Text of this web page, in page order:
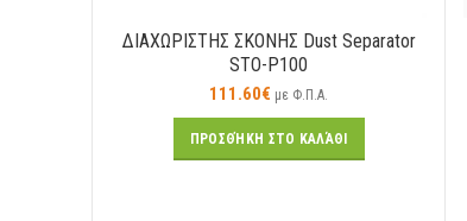
ΔΙΑΧΩΡΙΣΤΗΣ ΣΚΟΝΗΣ Dust Separator
STO-P100
111.60€ με Φ.Π.Α.
ΠΡΟΣΘΉΚΗ ΣΤΟ ΚΑΛΆΘΙ